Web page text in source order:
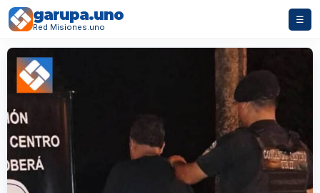
garupa.uno
Red Misiones.uno
☰